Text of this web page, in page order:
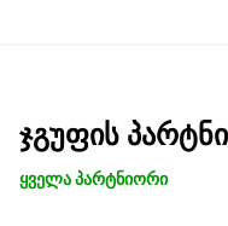
ჯგუფის
ყველა პარტნიორი